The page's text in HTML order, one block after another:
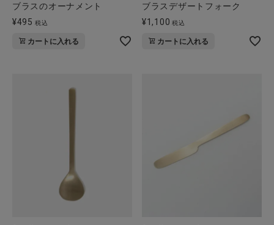
ブランド
全ての商品
ブラスのオーナメント
¥495 税込
カートに入れる
ブラスデザートフォーク
¥1,100 税込
カートに入れる